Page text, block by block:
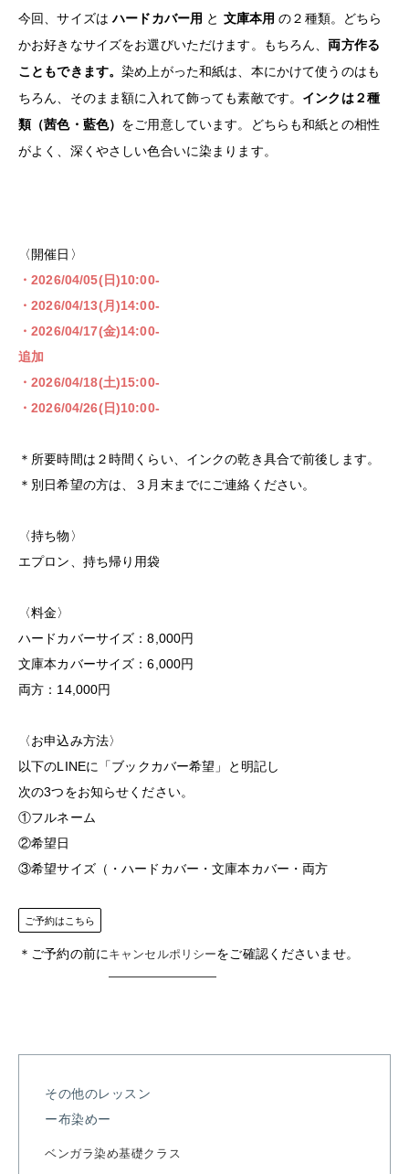
今回、サイズはハードカバー用 と 文庫本用 の２種類。どちら
かお好きなサイズをお選びいただけます。もちろん、 両方作る
こともできます。染め上がった和紙は、本にかけて使うのはも
ちろん、そのまま額に入れて飾っても素敵です。 インクは２種
類（茜色・藍色） をご用意しています。どちらも和紙との相性
がよく、深くやさしい色合いに染まります。
〈開催日〉
・2026/04/05(日)10:00-
・2026/04/13(月)14:00-
・2026/04/17(金)14:00-
追加
・2026/04/18(土)15:00-
・2026/04/26(日)10:00-
＊所要時間は２時間くらい、インクの乾き具合で前後します。
＊別日希望の方は、３月末までにご連絡ください。
〈持ち物〉
エプロン、持ち帰り用袋
〈料金〉
ハードカバーサイズ：8,000円
文庫本カバーサイズ：6,000円
両方：14,000円
〈お申込み方法〉
以下のLINEに「ブックカバー希望」と明記し
次の3つをお知らせください。
①フルネーム
②希望日
③希望サイズ（・ハードカバー・文庫本カバー・両方
ご予約はこちら
＊ご予約の前に キャンセルポリシーをご確認くださいませ。
その他のレッスン
ー布染めー
ベンガラ染め基礎クラス